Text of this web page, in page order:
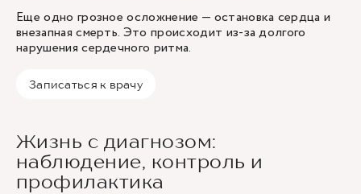
Еще одно грозное осложнение — остановка сердца и
внезапная смерть. Это происходит из-за долгого
нарушения сердечного ритма.
Записаться к врачу
Жизнь с диагнозом:
наблюдение, контроль и
профилактика